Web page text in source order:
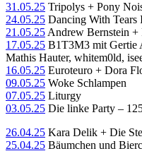
31.05.25 Tripolys + Pony
24.05.25 Dancing With Tears
21.05.25 Andrew Bernstein +
17.05.25 B1T3M3 mit Gertie
Mathis Hauter, whitem0ld,
16.05.25 Euroteuro + Dora
09.05.25 Woke Schlampen
07.05.25 Liturgy
03.05.25 Die linke Party –
26.04.25 Kara Delik + Die
25.04.25 Bäumchen und